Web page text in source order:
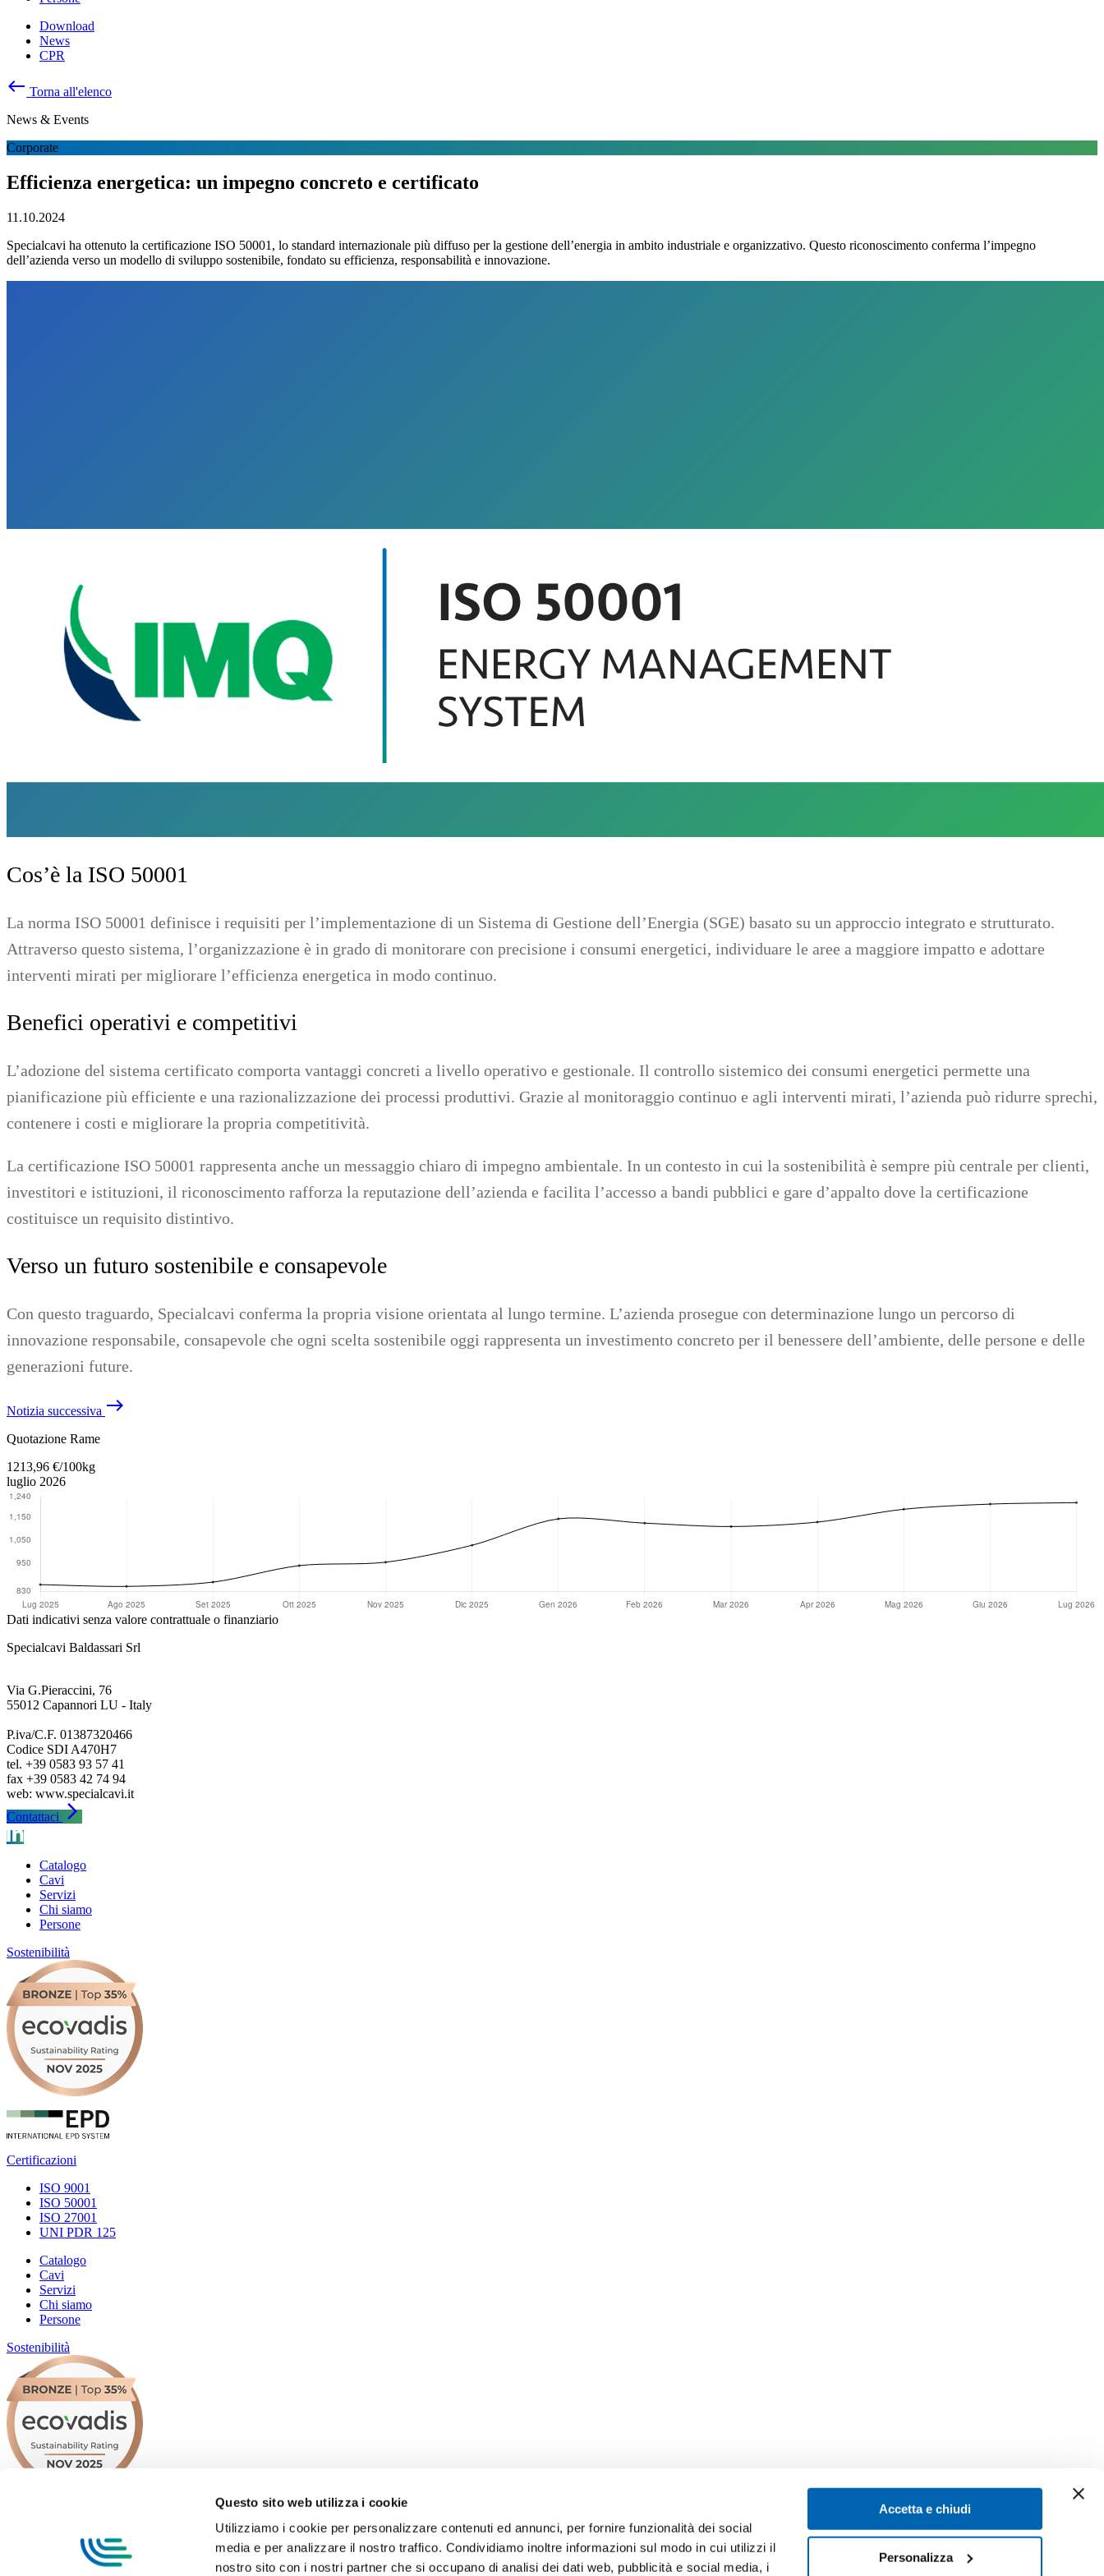
Questo sito web utilizza i cookie
Utilizziamo i cookie per personalizzare contenuti ed annunci, per fornire funzionalità dei social
media e per analizzare il nostro traffico. Condividiamo inoltre informazioni sul modo in cui utilizzi il
nostro sito con i nostri partner che si occupano di analisi dei dati web, pubblicità e social media, i
Accetta e chiudi
Personalizza
Download
News
CPR
west Torna all'elenco
News & Events
Corporate
Efficienza energetica: un impegno concreto e certificato
11.10.2024
Specialcavi ha ottenuto la certificazione ISO 50001, lo standard internazionale più diffuso per la gestione dell’energia in ambito industriale e organizzativo. Questo riconoscimento conferma l’impegno
dell’azienda verso un modello di sviluppo sostenibile, fondato su efficienza, responsabilità e innovazione.
Cos’è la ISO 50001
La norma ISO 50001 definisce i requisiti per l’implementazione di un Sistema di Gestione dell’Energia (SGE) basato su un approccio integrato e strutturato.
Attraverso questo sistema, l’organizzazione è in grado di monitorare con precisione i consumi energetici, individuare le aree a maggiore impatto e adottare
interventi mirati per migliorare l’efficienza energetica in modo continuo.
Benefici operativi e competitivi
L’adozione del sistema certificato comporta vantaggi concreti a livello operativo e gestionale. Il controllo sistemico dei consumi energetici permette una
pianificazione più efficiente e una razionalizzazione dei processi produttivi. Grazie al monitoraggio continuo e agli interventi mirati, l’azienda può ridurre sprechi,
contenere i costi e migliorare la propria competitività.
La certificazione ISO 50001 rappresenta anche un messaggio chiaro di impegno ambientale. In un contesto in cui la sostenibilità è sempre più centrale per clienti,
investitori e istituzioni, il riconoscimento rafforza la reputazione dell’azienda e facilita l’accesso a bandi pubblici e gare d’appalto dove la certificazione
costituisce un requisito distintivo.
Verso un futuro sostenibile e consapevole
Con questo traguardo, Specialcavi conferma la propria visione orientata al lungo termine. L’azienda prosegue con determinazione lungo un percorso di
innovazione responsabile, consapevole che ogni scelta sostenibile oggi rappresenta un investimento concreto per il benessere dell’ambiente, delle persone e delle
generazioni future.
Notizia successiva east
Quotazione Rame
1213,96 €/100kg
luglio 2026
Dati indicativi senza valore contrattuale o finanziario
Specialcavi Baldassari Srl
Via G.Pieraccini, 76
55012 Capannori LU - Italy
P.iva/C.F. 01387320466
Codice SDI A470H7
tel. +39 0583 93 57 41
fax +39 0583 42 74 94
Contattaci arrow_forward_ios
Catalogo
Cavi
Servizi
Chi siamo
Persone
Sostenibilità
Certificazioni
ISO 9001
ISO 50001
ISO 27001
UNI PDR 125
Catalogo
Cavi
Servizi
Chi siamo
Persone
Sostenibilità